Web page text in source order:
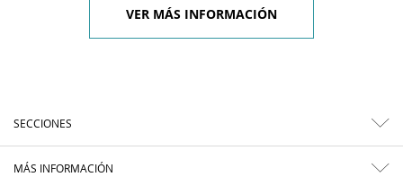
VER MÁS INFORMACIÓN
SECCIONES
MÁS INFORMACIÓN